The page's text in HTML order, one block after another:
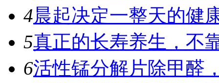
4晨起决定一整天的健
5真正的长寿养生，不
6活性锰分解片除甲醛